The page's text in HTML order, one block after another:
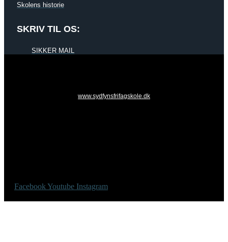
Skolens historie
SKRIV TIL OS:
SIKKER MAIL
www.sydfynsfrifagskole.dk
Facebook Youtube Instagram